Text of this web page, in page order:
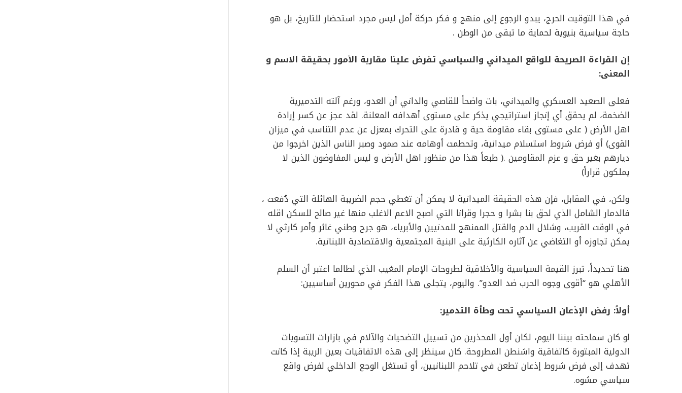
في هذا التوقيت الحرج، يبدو الرجوع إلى منهج و فكر حركة أمل ليس مجرد استحضار للتاريخ، بل هو
حاجة سياسية بنيوية لحماية ما تبقى من الوطن .
إن القراءة الصريحة للواقع الميداني والسياسي تفرض علينا مقاربة الأمور بحقيقة الاسم و
المعنى:
فعلى الصعيد العسكري والميداني، بات واضحاً للقاصي والداني أن العدو، ورغم آلته التدميرية
الضخمة، لم يحقق أي إنجاز استراتيجي يذكر على مستوى أهدافه المعلنة. لقد عجز عن كسر إرادة
اهل الأرض ( على مستوى بقاء مقاومة حية و قادرة على التحرك بمعزل عن عدم التناسب في ميزان
القوى) أو فرض شروط استسلام ميدانية، وتحطمت أوهامه عند صمود وصبر الناس الذين اخرجوا من
ديارهم بغير حق و عزم المقاومين .( طبعاً هذا من منظور اهل الأرض و ليس المفاوضون الذين لا
يملكون قراراً)
ولكن، في المقابل، فإن هذه الحقيقة الميدانية لا يمكن أن تغطي حجم الضريبة الهائلة التي دُفعت ،
فالدمار الشامل الذي لحق بنا بشرا و حجرا وقرانا التي اصبح الاعم الاغلب منها غير صالح للسكن اقله
في الوقت القريب، وشلال الدم والقتل الممنهج للمدنيين والأبرياء، هو جرح وطني غائر وأمر كارثي لا
يمكن تجاوزه أو التغاضي عن آثاره الكارثية على البنية المجتمعية والاقتصادية اللبنانية.
هنا تحديداً، تبرز القيمة السياسية والأخلاقية لطروحات الإمام المغيب الذي لطالما اعتبر أن السلم
الأهلي هو “أقوى وجوه الحرب ضد العدو”. واليوم، يتجلى هذا الفكر في محورين أساسيين:
أولاً: رفض الإذعان السياسي تحت وطأة التدمير:
لو كان سماحته بيننا اليوم، لكان أول المحذرين من تسييل التضحيات والآلام في بازارات التسويات
الدولية المبتورة كاتفاقية واشنطن المطروحة. كان سينظر إلى هذه الاتفاقيات بعين الريبة إذا كانت
تهدف إلى فرض شروط إذعان تطعن في تلاحم اللبنانيين، أو تستغل الوجع الداخلي لفرض واقع
سياسي مشوه.